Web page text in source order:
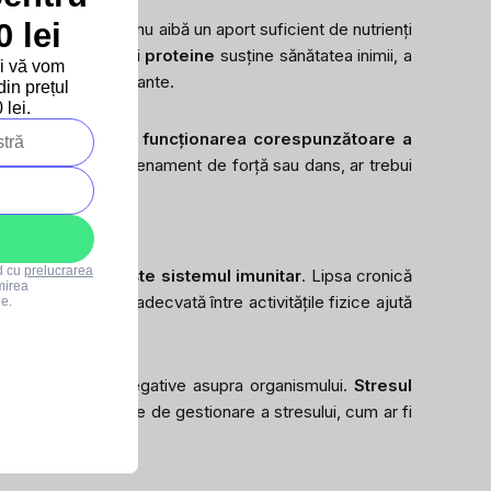
goale poate să nu aibă un aport suficient de nutrienți
sănătoase și proteine susține sănătatea inimii, a
situațiilor stresante.
susține funcționarea corespunzătoare a
yoga, antrenament de forță sau dans, ar trebui
și se întărește sistemul imunitar. Lipsa cronică
Regenerarea adecvată între activitățile fizice ajută
efecte negative asupra organismului. Stresul
. Tehnicile de gestionare a stresului, cum ar fi
lei
vă vom
prețul
lei.
cu prelucrarea